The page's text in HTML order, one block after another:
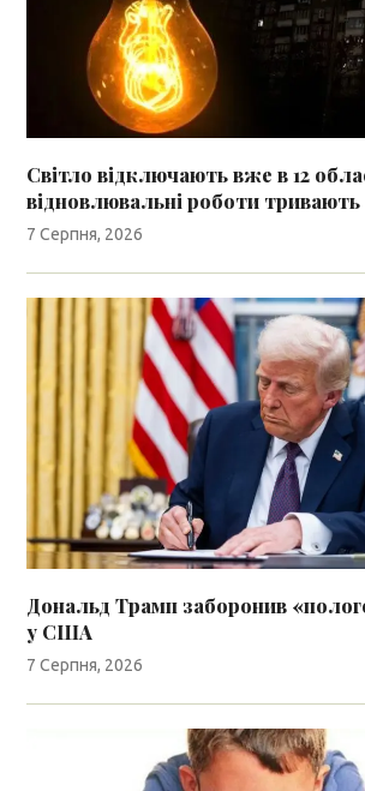
Світло відключають вже в 12
відновлювальні роботи тривають
7 Серпня, 2026
Дональд Трамп заборонив
у США
7 Серпня, 2026